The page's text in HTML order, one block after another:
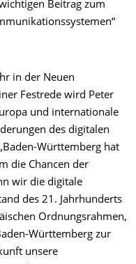
Beitrag zum
in der Neuen
Festrede wird Peter
und internationale
des digitalen
Württemberg hat
die Chancen der
wir die digitale
des 21. Jahrhunderts
Ordnungsrahmen,
Württemberg zur
unsere